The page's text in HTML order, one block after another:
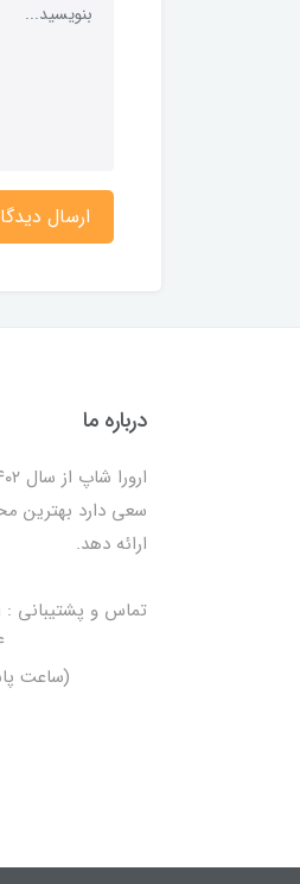
ارسال
درباره ما
سعی دارد بهترین
ارائه دهد.
تماس و پشتیبانی : ۰۹۱۰۷۵۲۰۷۳۱
(ساعت پاسخگویی